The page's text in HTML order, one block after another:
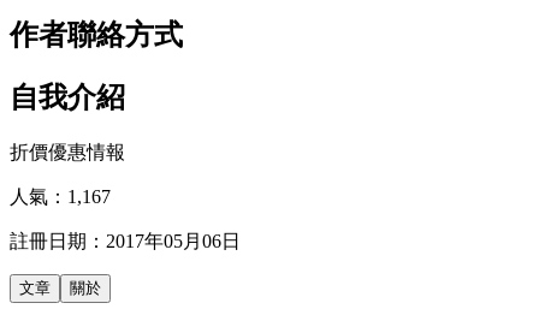
作者聯絡方式
自我介紹
折價優惠情報
人氣： 1,167
註冊日期： 2017年05月06日
文章 關於